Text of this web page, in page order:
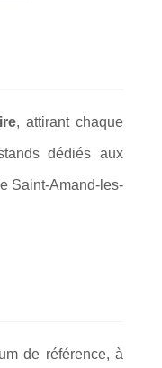
, attirant chaque
dédiés aux
Saint-Amand-les-
de référence, à